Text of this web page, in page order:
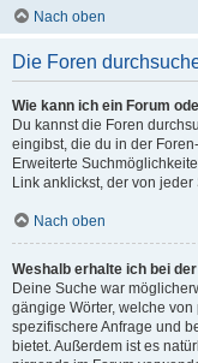
Nach oben
Die Foren
Wie kann ich ein Forum
Du kannst die Foren
eingibst, die du in der
Erweiterte
Link anklickst, der von
Nach oben
Weshalb erhalte ich bei
Deine Suche war
gängige Wörter, welche
spezifischere Anfrage und
bietet. Außerdem ist es